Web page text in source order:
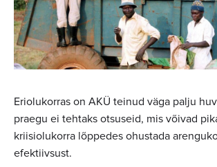
Eriolukorras on AKÜ teinud väga palju
praegu ei tehtaks otsuseid, mis võivad
kriisiolukorra lõppedes ohustada
efektiivsust.